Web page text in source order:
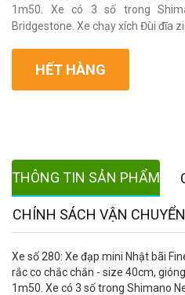
1m50. Xe có 3 số trong
Bridgestone. Xe chạy xích Đùi đĩa
HẾT HÀNG
THÔNG TIN SẢN PHẨM
CHÍNH SÁCH VẬN CHUYỂN
Xe số 280: Xe đạp mini Nhật bãi
rắc co chắc chắn - size 40cm,
1m50. Xe có 3 số trong Shimano